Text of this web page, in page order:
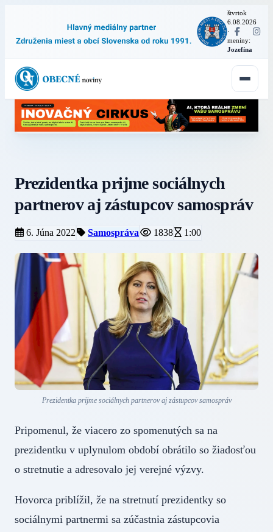
štvrtok
6.08.2026
·
meniny:
Jozefína
Prezidentka prijme sociálnych
partnerov aj zástupcov samospráv
6. Júna 2022 Samospráva 1838 1:00
Prezidentka prijme sociálnych partnerov aj zástupcov samospráv
Pripomenul, že viacero zo spomenutých sa na
prezidentku v uplynulom období obrátilo so žiadosťou
o stretnutie a adresovalo jej verejné výzvy.
Hovorca priblížil, že na stretnutí prezidentky so
sociálnymi partnermi sa zúčastnia zástupcovia